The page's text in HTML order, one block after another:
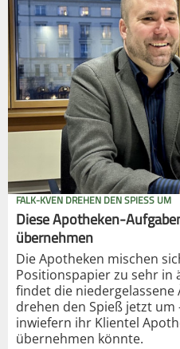
FALK-KVEN DREHEN DEN SPIESS UM
Diese Apotheken-
übernehmen
Die Apotheken mischen
Positionspapier zu sehr in
findet die niedergelassene
drehen den Spieß jetzt um
inwiefern ihr Klientel
übernehmen könnte.